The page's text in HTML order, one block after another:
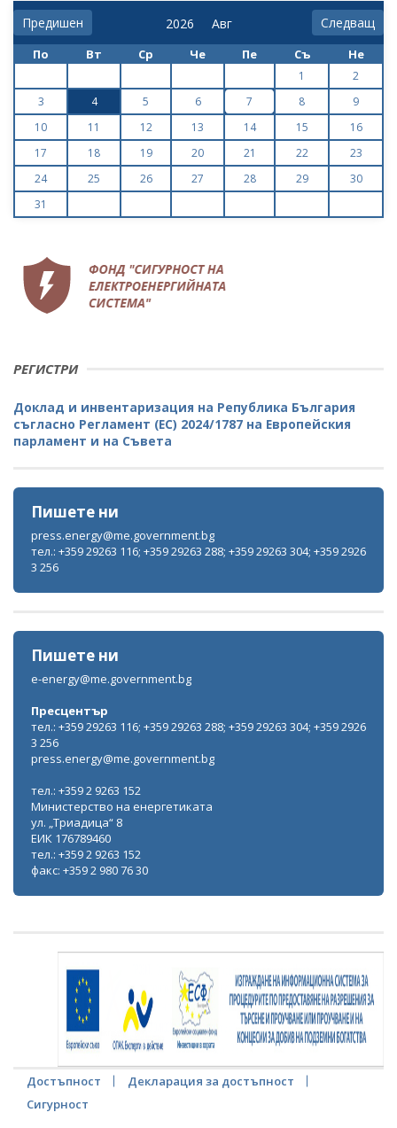
Предишен Следващ
По Вт Ср Че Пе Съ Не
1
2
3
4 5 6 7 8
9
10
11 12 13 14 15
16
17
18 19 20 21 22
23
24
25 26 27 28 29
30
31
РЕГИСТРИ
Доклад и инвентаризация на Република България
съгласно Регламент (ЕС) 2024/1787 на Европейския
парламент и на Съвета
Пишете ни
press.energy@me.government.bg
тел.: +359 29263 116; +359 29263 288; +359 29263 304; +359 2926
3 256
Пишете ни
e-energy@me.government.bg
Пресцентър
тел.: +359 29263 116; +359 29263 288; +359 29263 304; +359 2926
3 256
press.energy@me.government.bg
тел.: +359 2 9263 152
Министерство на енергетиката
ул. „Триадица“ 8
ЕИК 176789460
тел.: +359 2 9263 152
факс: +359 2 980 76 30
Достъпност
Декларация за достъпност
Сигурност